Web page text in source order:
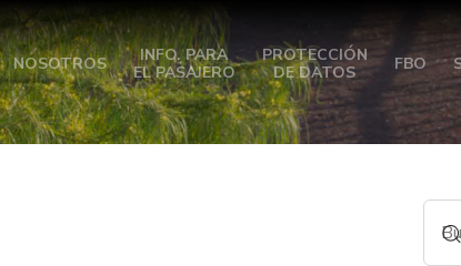
NOSOTROS
INFO. PARA
EL PASAJERO
PROTECCIÓN
DE DATOS
FBO